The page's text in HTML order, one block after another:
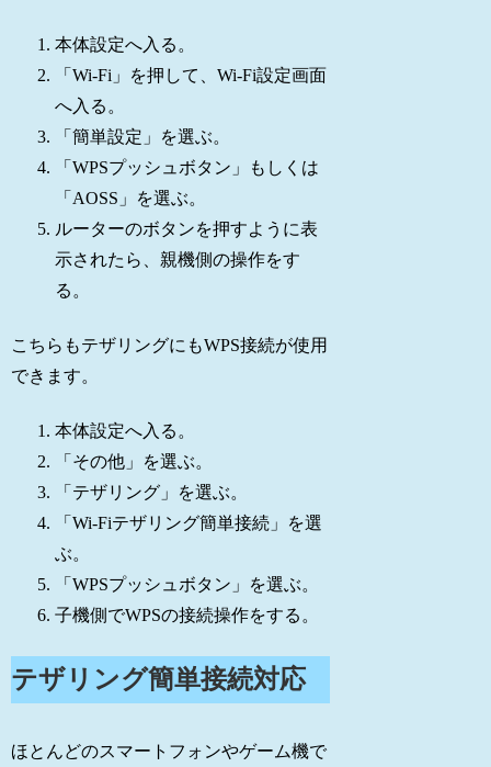
本体設定へ入る。
「Wi-Fi」を押して、Wi-Fi設定画面
へ入る。
「簡単設定」を選ぶ。
「WPSプッシュボタン」もしくは
「AOSS」を選ぶ。
ルーターのボタンを押すように表
示されたら、親機側の操作をす
る。
こちらもテザリングにもWPS接続が使用
できます。
本体設定へ入る。
「その他」を選ぶ。
「テザリング」を選ぶ。
「Wi-Fiテザリング簡単接続」を選
ぶ。
「WPSプッシュボタン」を選ぶ。
子機側でWPSの接続操作をする。
テザリング簡単接続対応
ほとんどのスマートフォンやゲーム機で